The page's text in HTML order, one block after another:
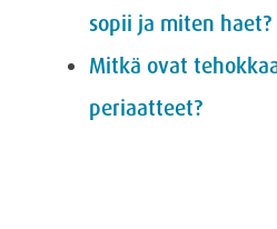
sopii ja miten haet?
Mitkä ovat
periaatteet?